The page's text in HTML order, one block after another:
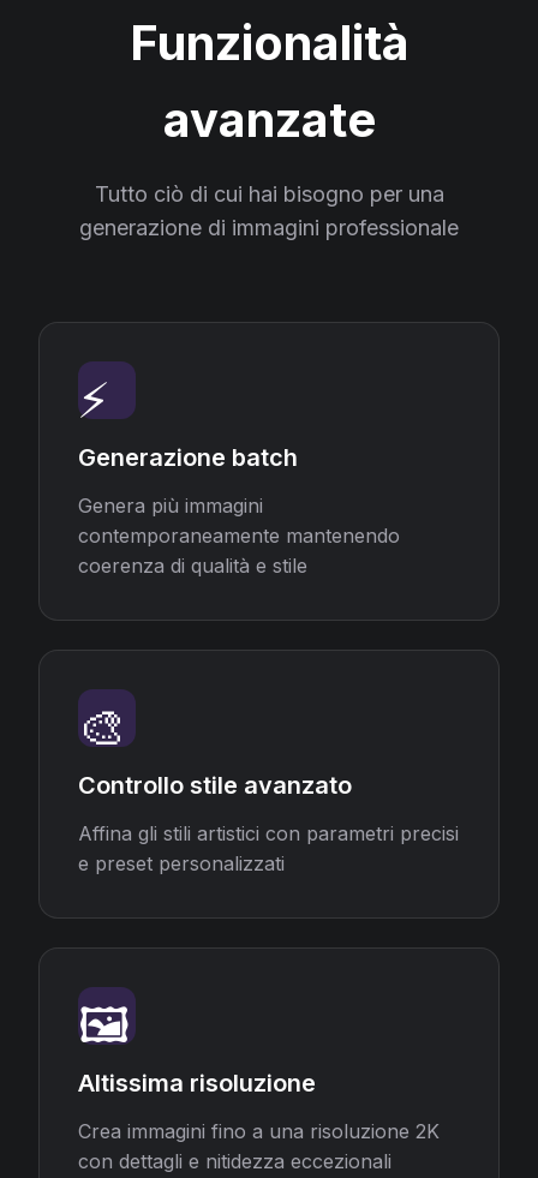
Funzionalità
avanzate
Tutto ciò di cui hai bisogno per una
generazione di immagini professionale
⚡
Generazione batch
Genera più immagini
contemporaneamente mantenendo
coerenza di qualità e stile
🎨
Controllo stile avanzato
Affina gli stili artistici con parametri precisi
e preset personalizzati
🖼️
Altissima risoluzione
Crea immagini fino a una risoluzione 2K
con dettagli e nitidezza eccezionali